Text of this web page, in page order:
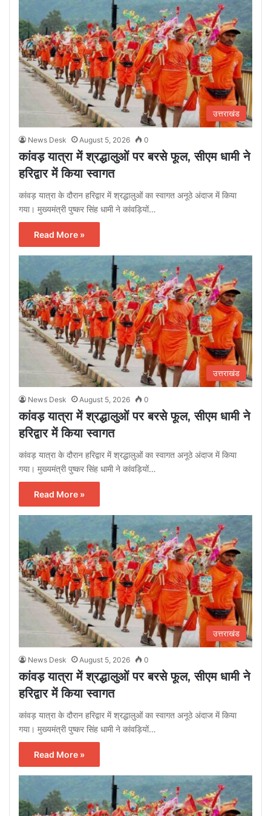
उत्तराखंड
News Desk August 5, 2026 0
कांवड़ यात्रा में श्रद्धालुओं पर बरसे फूल, सीएम धामी ने
हरिद्वार में किया स्वागत
कांवड़ यात्रा के दौरान हरिद्वार में श्रद्धालुओं का स्वागत अनूठे अंदाज में किया
गया। मुख्यमंत्री पुष्कर सिंह धामी ने कांवड़ियों…
Read More »
उत्तराखंड
News Desk August 5, 2026 0
कांवड़ यात्रा में श्रद्धालुओं पर बरसे फूल, सीएम धामी ने
हरिद्वार में किया स्वागत
कांवड़ यात्रा के दौरान हरिद्वार में श्रद्धालुओं का स्वागत अनूठे अंदाज में किया
गया। मुख्यमंत्री पुष्कर सिंह धामी ने कांवड़ियों…
Read More »
उत्तराखंड
News Desk August 5, 2026 0
कांवड़ यात्रा में श्रद्धालुओं पर बरसे फूल, सीएम धामी ने
हरिद्वार में किया स्वागत
कांवड़ यात्रा के दौरान हरिद्वार में श्रद्धालुओं का स्वागत अनूठे अंदाज में किया
गया। मुख्यमंत्री पुष्कर सिंह धामी ने कांवड़ियों…
Read More »